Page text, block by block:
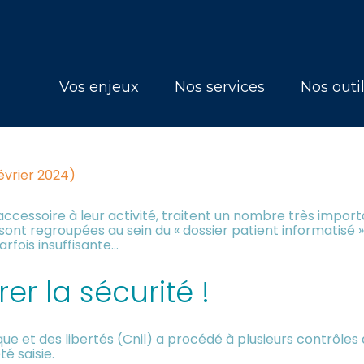
Vos enjeux Nos services Nos
: UN ACCÈS TROP
2024)
à leur activité, traitent un nombre très
regroupées au sein du « dossier patient informatisé
insuffisante…
la sécurité !
et des libertés (Cnil) a procédé à plusieurs
saisie.